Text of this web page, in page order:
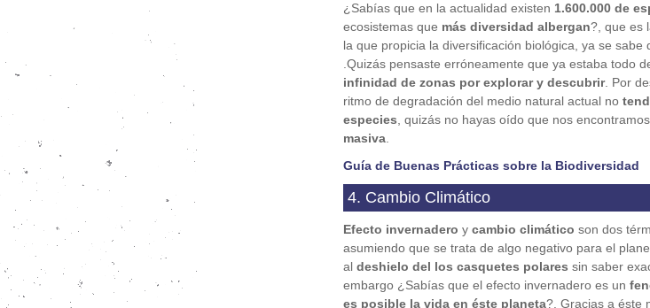
¿Sabías que en la actualidad existen 1.600.000 de
ecosistemas que más diversidad albergan?, que es
la que propicia la diversificación biológica, ya se
.Quizás pensaste erróneamente que ya estaba todo
infinidad de zonas por explorar y descubrir. Por
ritmo de degradación del medio natural actual no
especies , quizás no hayas oído que nos
masiva
Guía de Buenas Prácticas sobre la Biodiversidad
4. Cambio Climático
Efecto invernadero y cambio climático son dos
asumiendo que se trata de algo negativo para el
al deshielo del los casquetes polares sin saber
embargo ¿Sabías que el efecto invernadero es un
es posible la vida en éste planeta?. Gracias a éste